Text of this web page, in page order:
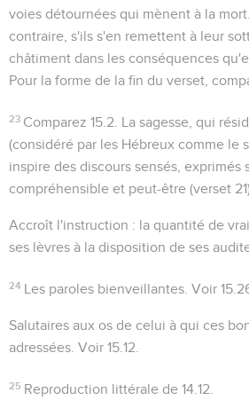
voies détournées qui mènent à la
contraire, s'ils s'en remettent à leur
châtiment dans les conséquences
Pour la forme de la fin du verset,
23 Comparez15.2 . La sagesse, qui
(considéré par les Hébreux comme le
inspire des discours sensés, exprimés
compréhensible et peut-être (verset
Accroît l'instruction : la quantité de
ses lèvres à la disposition de ses
24 Les paroles bienveillantes . Voir
Salutaires aux os de celui à qui ces
adressées. Voir 15.12
25 Reproduction littérale de14.12